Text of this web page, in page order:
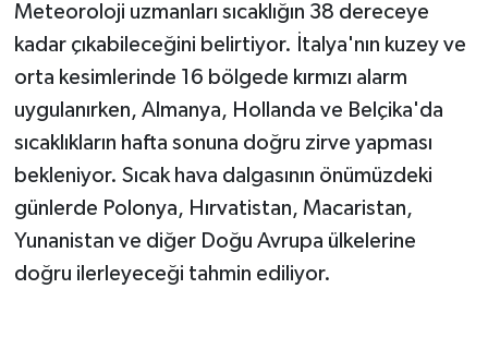
Meteoroloji uzmanları sıcaklığın 38 dereceye
kadar çıkabileceğini belirtiyor. İtalya'nın kuzey ve
orta kesimlerinde 16 bölgede kırmızı alarm
uygulanırken, Almanya, Hollanda ve Belçika'da
sıcaklıkların hafta sonuna doğru zirve yapması
bekleniyor. Sıcak hava dalgasının önümüzdeki
günlerde Polonya, Hırvatistan, Macaristan,
Yunanistan ve diğer Doğu Avrupa ülkelerine
doğru ilerleyeceği tahmin ediliyor.